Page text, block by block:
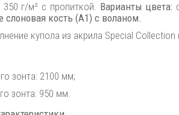
г/м² с пропиткой. Варианты цвета:
слоновая кость (A1) с воланом.
купола из акрила Special
зонта: 2100 мм;
зонта: 950 мм.